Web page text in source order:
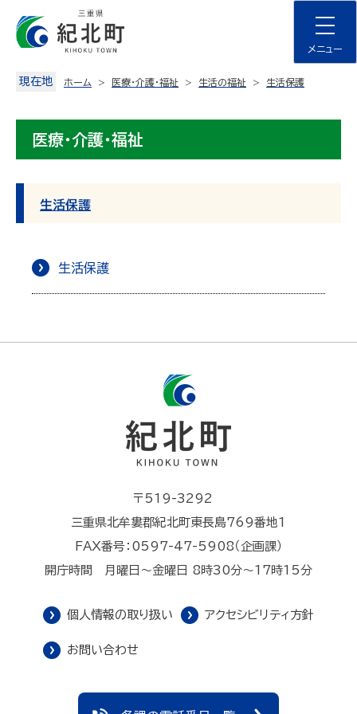
content
メニュー
現在地 ホーム 医療・介護・福祉 生活の福祉 生活保護
医療・介護・福祉
生活保護
生活保護
〒519-3292
三重県北牟婁郡紀北町東長島769番地1
FAX番号：0597-47-5908（企画課）
開庁時間 月曜日～金曜日 8時30分～17時15分
個人情報の取り扱い アクセシビリティ方針
お問い合わせ